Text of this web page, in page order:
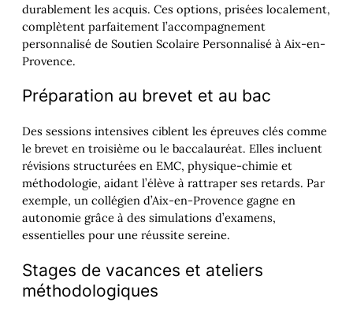
durablement les acquis. Ces options, prisées localement,
complètent parfaitement l’accompagnement
personnalisé de Soutien Scolaire Personnalisé à Aix-en-
Provence.
Préparation au brevet et au bac
Des sessions intensives ciblent les épreuves clés comme
le brevet en troisième ou le baccalauréat. Elles incluent
révisions structurées en EMC, physique-chimie et
méthodologie, aidant l’élève à rattraper ses retards. Par
exemple, un collégien d’Aix-en-Provence gagne en
autonomie grâce à des simulations d’examens,
essentielles pour une réussite sereine.
Stages de vacances et ateliers
méthodologiques